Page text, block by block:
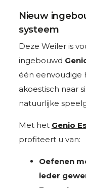
Nieuw
systeem
Deze Weiler is
ingebouwd
één eenvoudige
akoestisch naar
natuurlijke
Met het Genio
profiteert u van:
Oefenen
ieder